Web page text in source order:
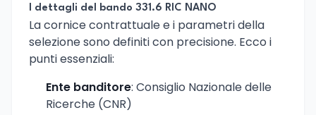
I dettagli del bando 331.6 RIC NANO
La cornice contrattuale e i parametri della
selezione sono definiti con precisione. Ecco i
punti essenziali:
Ente banditore: Consiglio Nazionale delle
Ricerche (CNR)